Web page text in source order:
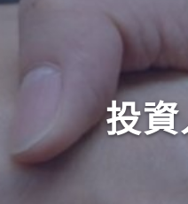
管理認證
人力資源 投